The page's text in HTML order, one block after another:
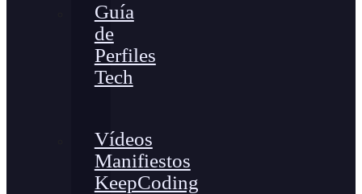
Guía
de
Perfiles
Tech
Vídeos
Manifiestos
KeepCoding